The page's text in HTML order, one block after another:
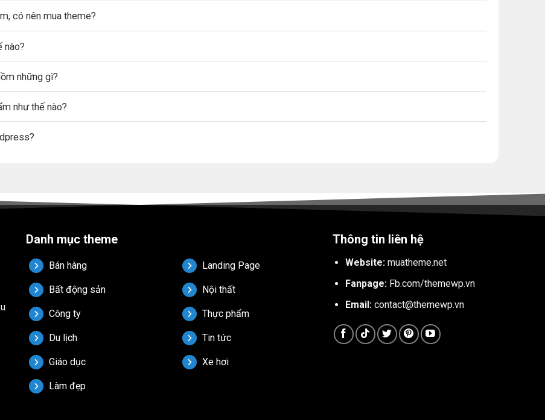
có nên mua theme?
nào?
những gì?
như thế nào?
Danh mục theme
Bán hàng
Bất động sản
Công ty
Du lịch
Giáo dục
Làm đẹp
Landing Page
Nội thất
Thực phẩm
Tin tức
Xe hơi
Thông tin liên hệ
Website: muatheme.net
Fanpage: Fb.com/themewp.vn
Email: contact@themewp.vn